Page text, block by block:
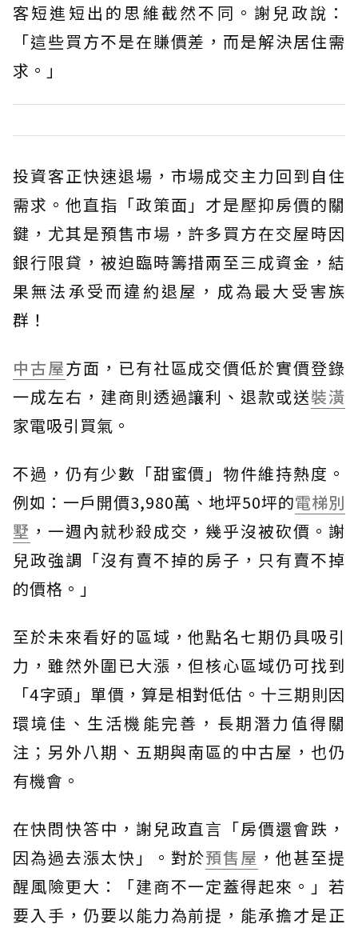
客短進短出的思維截然不同。謝兒政說：
「這些買方不是在賺價差，而是解決居住需
求。」
投資客正快速退場，市場成交主力回到自住
需求。他直指「政策面」才是壓抑房價的關
鍵，尤其是預售市場，許多買方在交屋時因
銀行限貸，被迫臨時籌措兩至三成資金，結
果無法承受而違約退屋，成為最大受害族
群！
中古屋方面，已有社區成交價低於實價登錄
一成左右，建商則透過讓利、退款或送裝潢
家電吸引買氣。
不過，仍有少數「甜蜜價」物件維持熱度。
例如：一戶開價3,980萬、地坪50坪的電梯別
墅 ，一週內就秒殺成交，幾乎沒被砍價。謝
兒政強調「沒有賣不掉的房子，只有賣不掉
的價格。」
至於未來看好的區域，他點名七期仍具吸引
力，雖然外圍已大漲，但核心區域仍可找到
「4字頭」單價，算是相對低估。十三期則因
環境佳、生活機能完善，長期潛力值得關
注；另外八期、五期與南區的中古屋，也仍
有機會。
在快問快答中，謝兒政直言「房價還會跌，
因為過去漲太快」。對於預售屋 ，他甚至提
醒風險更大：「建商不一定蓋得起來。」若
要入手，仍要以能力為前提，能承擔才是正